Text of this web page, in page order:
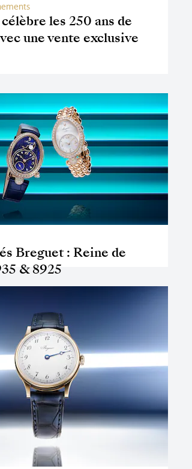
les 250 ans de
une vente exclusive
Breguet : Reine de
& 8925